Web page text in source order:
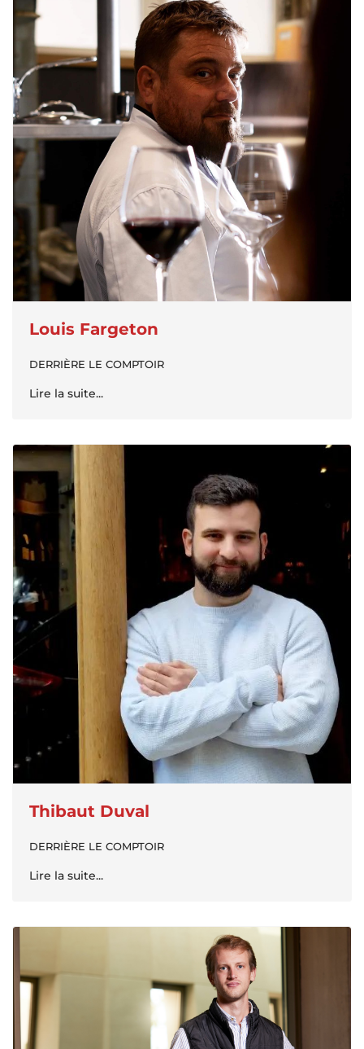
Louis Fargeton
DERRIÈRE LE COMPTOIR
Lire la suite...
Thibaut Duval
DERRIÈRE LE COMPTOIR
Lire la suite...